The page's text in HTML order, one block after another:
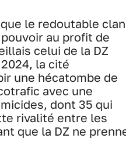
le redoutable clan
au profit de
celui de la DZ
la cité
une hécatombe de
avec une
dont 35 qui
rivalité entre les
que la DZ ne